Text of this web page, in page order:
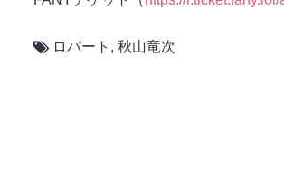
ロバート , 秋山竜次